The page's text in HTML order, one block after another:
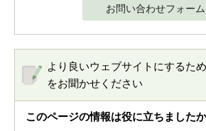
お問い合わせフォーム
より良いウェブサイトにするた
をお聞かせください
このページの情報は役に立ちました